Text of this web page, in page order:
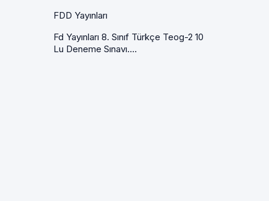
FDD Yayınları
Fd Yayınları 8. Sınıf Türkçe Teog-2 10
Lu Deneme Sınavı....